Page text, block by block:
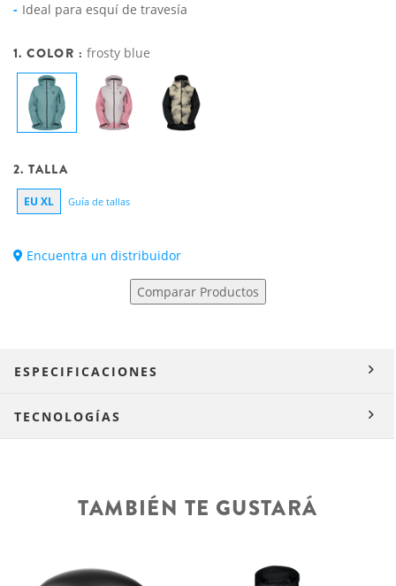
Ideal para esquí de travesía
1. COLOR :frosty blue
2. TALLA
EU XL Guía de tallas
Encuentra un distribuidor
Comparar Productos
ESPECIFICACIONES
TECNOLOGÍAS
TAMBIÉN TE GUSTARÁ